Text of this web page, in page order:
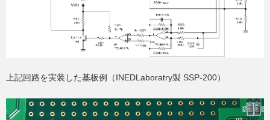
上記回路を実装した基板例（INEDLaboratry製 SSP-200）